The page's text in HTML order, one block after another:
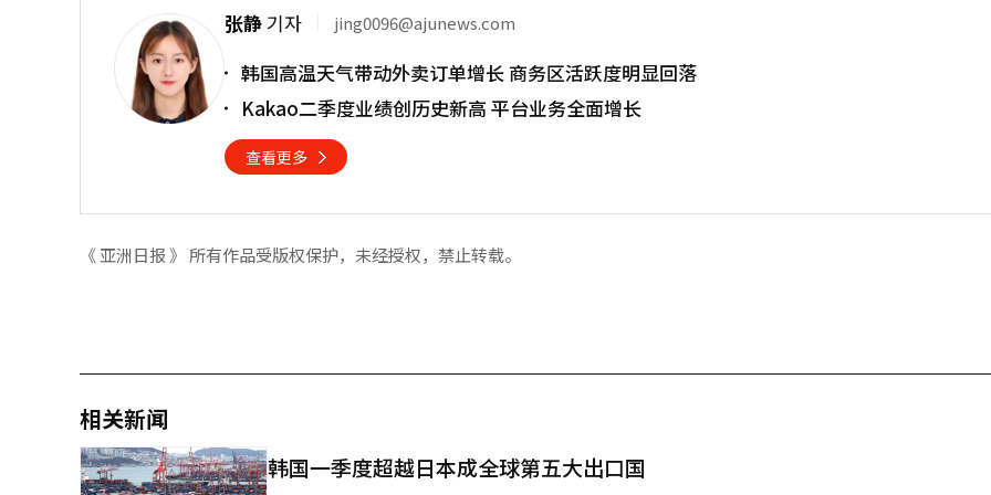
张静 기자 jing0096@ajunews.com
韩国高温天气带动外卖订单增长 商务区活跃度明显回落
Kakao二季度业绩创历史新高 平台业务全面增长
查看更多
《 亚洲日报 》 所有作品受版权保护，未经授权，禁止转载。
相关新闻
韩国一季度超越日本成全球第五大出口国